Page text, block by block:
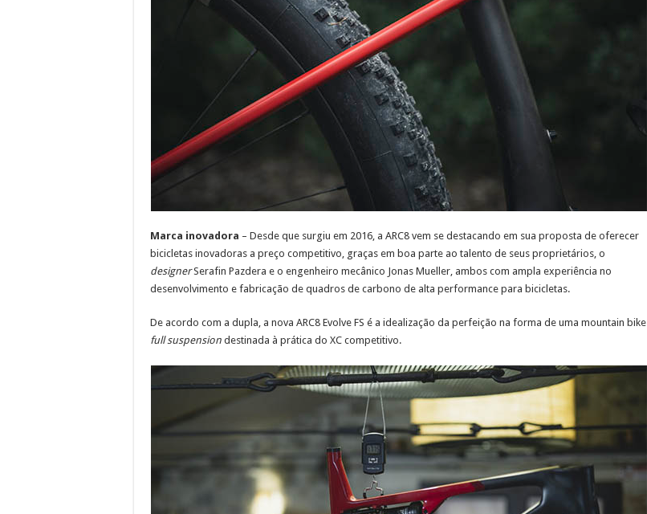
Marca inovadora – Desde que surgiu em 2016, a ARC8 vem se destacando em sua proposta de oferecer
bicicletas inovadoras a preço competitivo, graças em boa parte ao talento de seus proprietários, o
designerSerafin Pazdera e o engenheiro mecânico Jonas Mueller, ambos com ampla experiência no
desenvolvimento e fabricação de quadros de carbono de alta performance para bicicletas.
De acordo com a dupla, a nova ARC8 Evolve FS é a idealização da perfeição na forma de uma mountain bike
full suspension destinada à prática do XC competitivo.